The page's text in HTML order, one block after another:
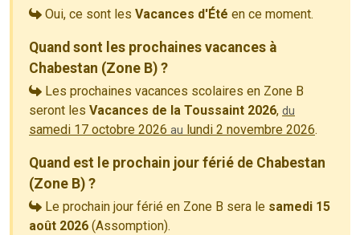
Oui, ce sont les Vacances d'Été en ce moment.
Quand sont les prochaines vacances à
Chabestan (Zone B) ?
Les prochaines vacances scolaires en Zone B
seront les Vacances de la Toussaint 2026, du
samedi 17 octobre 2026 au lundi 2 novembre 2026.
Quand est le prochain jour férié de Chabestan
(Zone B) ?
Le prochain jour férié en Zone B sera le samedi 15
août 2026 (Assomption).